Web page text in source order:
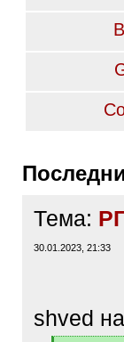
Тема:
30.01.2023, 21:33
shved